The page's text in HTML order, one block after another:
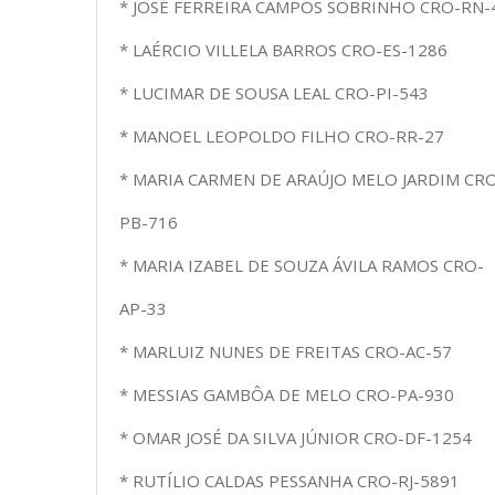
* JOSÉ FERREIRA CAMPOS SOBRINHO CRO-
* LAÉRCIO VILLELA BARROS CRO-ES-1286
* LUCIMAR DE SOUSA LEAL CRO-PI-543
* MANOEL LEOPOLDO FILHO CRO-RR-27
* MARIA CARMEN DE ARAÚJO MELO JARDIM
PB-716
* MARIA IZABEL DE SOUZA ÁVILA RAMOS CRO-
AP-33
* MARLUIZ NUNES DE FREITAS CRO-AC-57
* MESSIAS GAMBÔA DE MELO CRO-PA-930
* OMAR JOSÉ DA SILVA JÚNIOR CRO-DF-1254
* RUTÍLIO CALDAS PESSANHA CRO-RJ-5891